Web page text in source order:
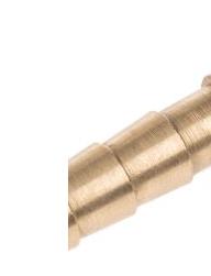
Сотрудничество